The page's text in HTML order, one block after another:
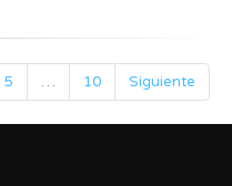
5 … 10 Siguiente